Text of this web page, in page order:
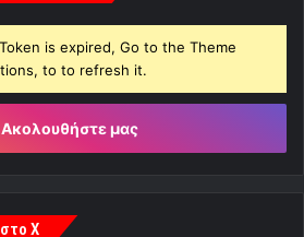
is expired, Go to the Theme
to to refresh it.
μας
X